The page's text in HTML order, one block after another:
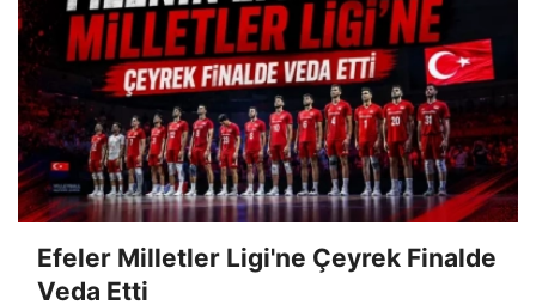
Efeler Milletler Ligi'ne Çeyrek Finalde
Veda Etti